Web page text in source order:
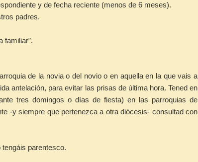
y de fecha reciente (menos de 6 meses).
padres.
familiar”.
de la novia o del novio o en aquella en la que vais a
antelación, para evitar las prisas de última hora. Tened en
tres domingos o días de fiesta) en las parroquias de
-y siempre que pertenezca a otra diócesis- consultad con
parentesco.